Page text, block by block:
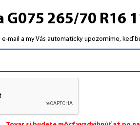
G075 265/70 R16
mail a my Vás automaticky upozorníme, keď